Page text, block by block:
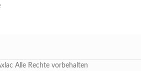
Alle Rechte vorbehalten